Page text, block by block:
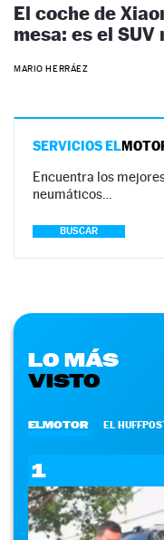
El coche de
mesa: es el
MARIO HERRÁEZ
SERVICIOS EL
Encuentra los
neumáticos…
BUSCAR
LO MÁS
VISTO
ELMOTOR EL
1